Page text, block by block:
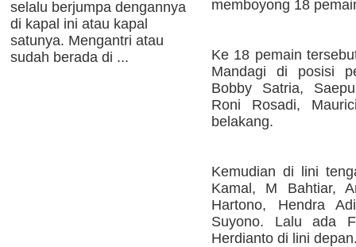
selalu berjumpa dengannya
di kapal ini atau kapal
satunya. Mengantri atau
sudah berada di ...
memboyong 18
Ke 18 pemain
Mandagi di posisi
Bobby Satria,
Roni Rosadi,
belakang.
Kemudian di lini
Kamal, M Bahtiar,
Hartono, Hendra
Suyono. Lalu ada
Herdianto di lini